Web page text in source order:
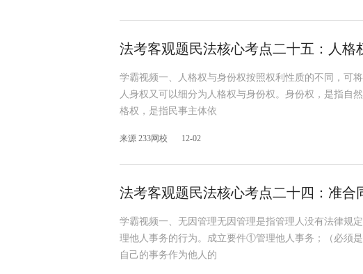
法考客观题民法核心考点二十五：人格
学霸视频一、人格权与身份权按照权利性质的不同，可
人身权又可以细分为人格权与身份权。身份权，是指自
格权，是指民事主体依
来源 233网校 12-02
法考客观题民法核心考点二十四：准合
学霸视频一、无因管理无因管理是指管理人没有法律规
理他人事务的行为。成立要件①管理他人事务；（必须
自己的事务作为他人的